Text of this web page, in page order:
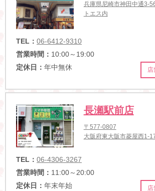
兵庫県尼崎市神田中通3-
トエス内
TEL： 06-6412-9310
営業時間： 10:00～19:00
定休日： 年中無休
長瀬駅前店
〒577-0807
大阪府東大阪市菱屋西1-
TEL： 06-4306-3267
営業時間： 11:00～20:00
定休日： 年末年始